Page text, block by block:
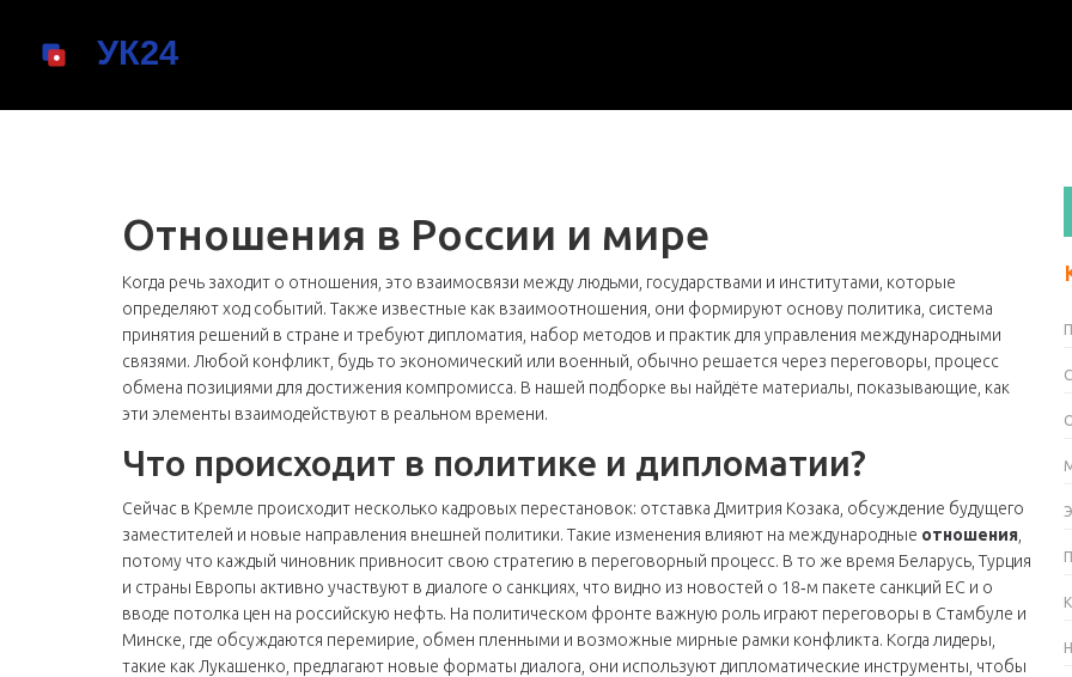
Отношения в России и мире
Когда речь заходит о отношения это взаимосвязи между людьми, государствами и институтами, которые
определяют ход событий. Также известные как взаимоотношения , они формируют основу политика система
принятия решений в стране и требуют дипломатия набор методов и практик для управления международными
связями. Любой конфликт, будь то экономический или военный, обычно решается через переговоры процесс
обмена позициями для достижения компромисса. В нашей подборке вы найдёте материалы, показывающие, как
эти элементы взаимодействуют в реальном времени.
Что происходит в политике и дипломатии?
Сейчас в Кремле происходит несколько кадровых перестановок: отставка Дмитрия Козака, обсуждение будущего
заместителей и новые направления внешней политики. Такие изменения влияют на международные отношения
потому что каждый чиновник привносит свою стратегию в переговорный процесс. В то же время Беларусь, Турция
и страны Европы активно участвуют в диалоге о санкциях, что видно из новостей о 18‑м пакете санкций ЕС и о
вводе потолка цен на российскую нефть. На политическом фронте важную роль играют переговоры в Стамбуле и
Минске, где обсуждаются перемирие, обмен пленными и возможные мирные рамки конфликта. Когда лидеры,
такие как Лукашенко, предлагают новые форматы диалога, они используют дипломатические инструменты, чтобы